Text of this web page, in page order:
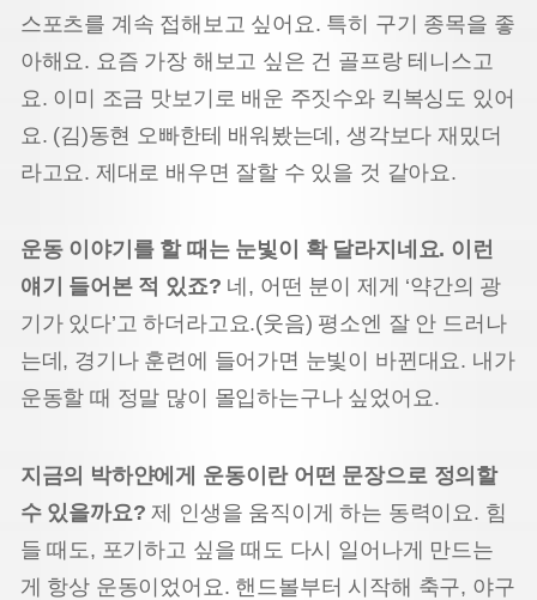
스포츠를 계속 접해보고 싶어요. 특히 구기 종목을 좋
아해요. 요즘 가장 해보고 싶은 건 골프랑 테니스고
요. 이미 조금 맛보기로 배운 주짓수와 킥복싱도 있어
요. (김)동현 오빠한테 배워봤는데, 생각보다 재밌더
라고요. 제대로 배우면 잘할 수 있을 것 같아요.
운동 이야기를 할 때는 눈빛이 확 달라지네요. 이런
얘기 들어본 적 있죠? 네, 어떤 분이 제게 ‘약간의 광
기가 있다’고 하더라고요.(웃음) 평소엔 잘 안 드러나
는데, 경기나 훈련에 들어가면 눈빛이 바뀐대요. 내가
운동할 때 정말 많이 몰입하는구나 싶었어요.
지금의 박하얀에게 운동이란 어떤 문장으로 정의할
수 있을까요?제 인생을 움직이게 하는 동력이요. 힘
들 때도, 포기하고 싶을 때도 다시 일어나게 만드는
게 항상 운동이었어요. 핸드볼부터 시작해 축구, 야구